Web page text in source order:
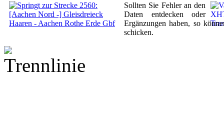
Sollten Sie Fehler an den
Daten entdecken oder
Ergänzungen haben, so
schicken.